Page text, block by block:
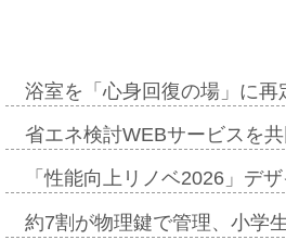
浴室を「心身回復の場」に
省エネ検討WEBサービスを
「性能向上リノベ2026」デ
約7割が物理鍵で管理、小学